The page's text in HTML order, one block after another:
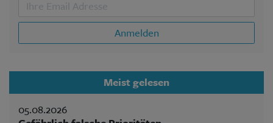
Anmelden
Meist gelesen
05.08.2026